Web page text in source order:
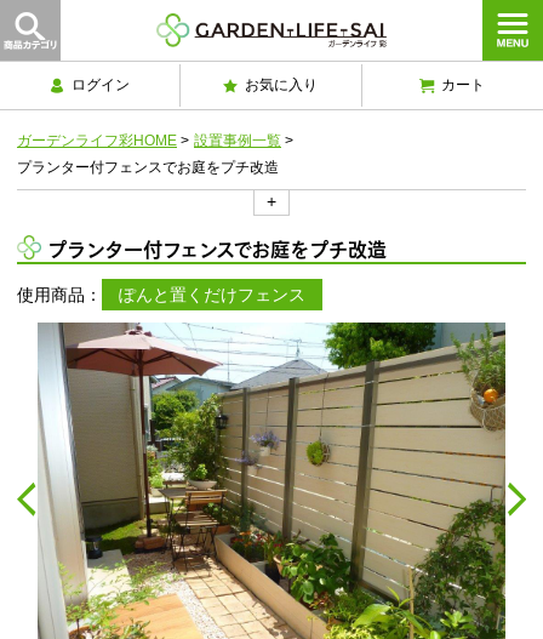
ログイン お気に入り カート
ガーデンライフ彩HOME > 設置事例一覧 >
プランター付フェンスでお庭をプチ改造
+
プランター付フェンスでお庭をプチ改造
使用商品： ぽんと置くだけフェンス